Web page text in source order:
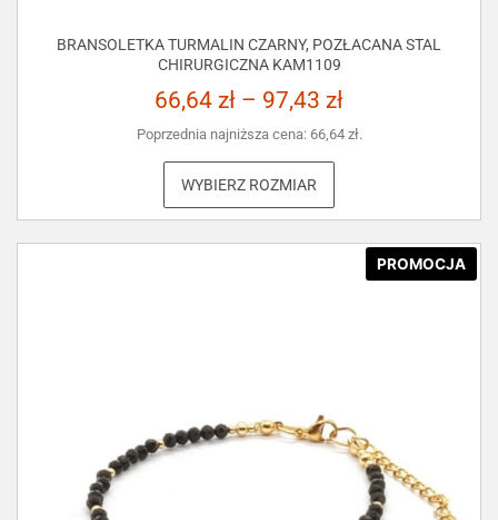
BRANSOLETKA TURMALIN CZARNY, POZŁACANA STAL
CHIRURGICZNA KAM1109
66,64 zł – 97,43 zł
Poprzednia najniższa cena: 66,64 zł.
WYBIERZ ROZMIAR
PROMOCJA